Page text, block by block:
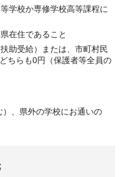
学校か専修学校高等課程に
在住であること
助受給）または、市町村民
ちらも0円（保護者等全員の
、県外の学校にお通いの